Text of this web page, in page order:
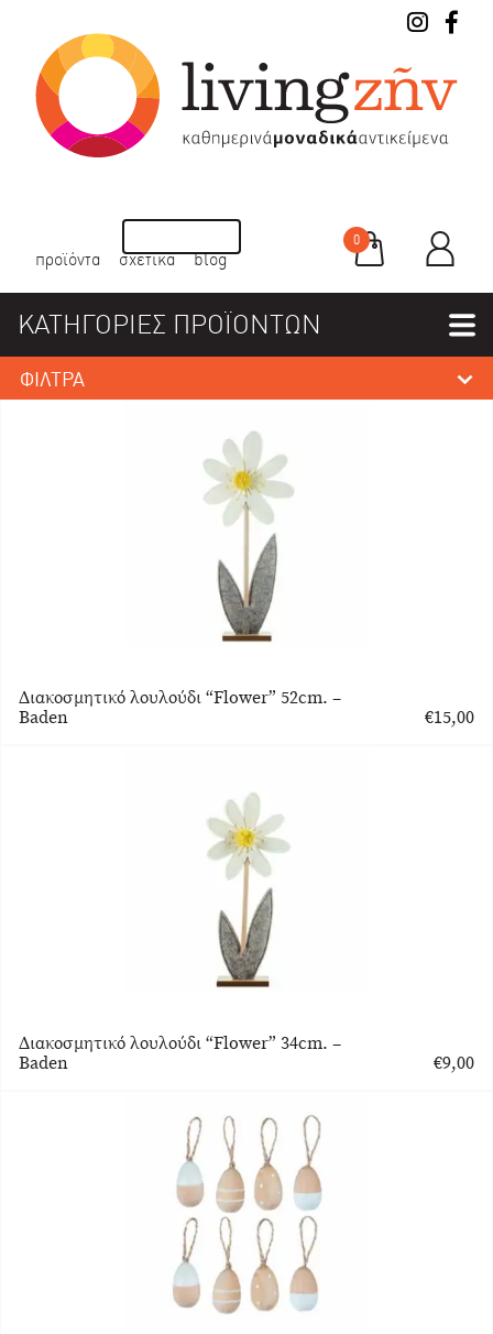
προϊόντα σχετικά blog
0
ΚΑΤΗΓΟΡΙΕΣ ΠΡΟΪΟΝΤΩΝ
ΦΙΛΤΡΑ
Διακοσμητικό λουλούδι “Flower” 52cm. –
Baden
€15,00
Διακοσμητικό λουλούδι “Flower” 34cm. –
Baden
€9,00